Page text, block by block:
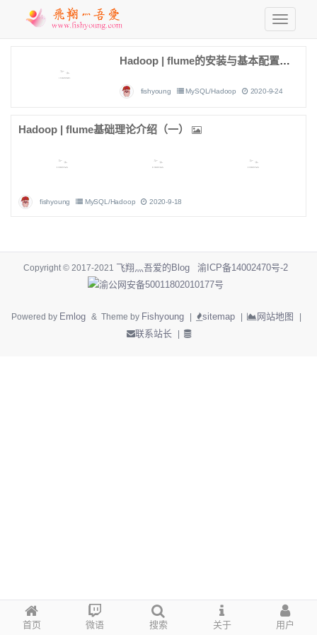
Hadoop | flume的安装与基本配置（二）
fishyoung MySQL/Hadoop 2020-9-24
Hadoop | flume基础理论介绍（一）
fishyoung MySQL/Hadoop 2020-9-18
首页 微语 搜索 关于 用户
Copyright © 2017-2021 飞翔灬吾爱的Blog
渝ICP备14002470号-2
渝公网安备50011802010177号
Powered by Emlog & Theme by Fishyoung sitemap 网站地图
联系站长